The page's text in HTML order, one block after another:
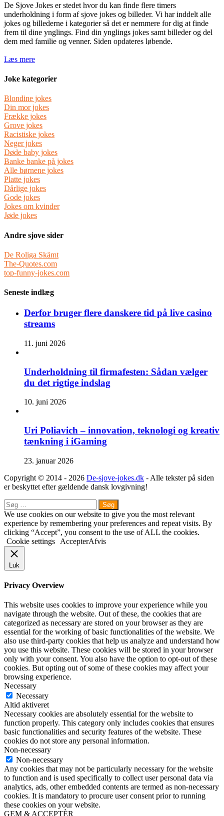
De Sjove Jokes er stedet hvor du kan finde flere timers
underholdning i form af sjove jokes og billeder. Vi har inddelt alle
jokes og billederne i kategorier så det er nemmere for dig at finde
frem til dine ynglings. Find din ynglings jokes samt billeder og del
dem med familie og venner. Siden opdateres løbende.
Læs mere
Joke kategorier
Blondine jokes
Din mor jokes
Frække jokes
Grove jokes
Racistiske jokes
Neger jokes
Døde baby jokes
Banke banke på jokes
Alle børnene jokes
Platte jokes
Dårlige jokes
Gode jokes
Jokes om kvinder
Jøde jokes
Andre sjove sider
De Roliga Skämt
The-Quotes.com
top-funny-jokes.com
Seneste indlæg
Derfor bruger flere danskere tid på live casino
streams
11. juni 2026
Underholdning til firmafesten: Sådan vælger
du det rigtige indslag
10. juni 2026
Uri Poliavich – innovation, teknologi og kreativ
tænkning i iGaming
23. januar 2026
Copyright © 2014 - 2026 De-sjove-jokes.dk - Alle tekster på siden
er beskyttet efter gældende dansk lovgivning!
Close
Søg
efter:
We use cookies on our website to give you the most relevant
experience by remembering your preferences and repeat visits. By
clicking “Accept”, you consent to the use of ALL the cookies.
Cookie settings
AccepterAfvis
Luk
Privacy Overview
This website uses cookies to improve your experience while you
navigate through the website. Out of these, the cookies that are
categorized as necessary are stored on your browser as they are
essential for the working of basic functionalities of the website. We
also use third-party cookies that help us analyze and understand how
you use this website. These cookies will be stored in your browser
only with your consent. You also have the option to opt-out of these
cookies. But opting out of some of these cookies may affect your
browsing experience.
Necessary
Necessary
Altid aktiveret
Necessary cookies are absolutely essential for the website to
function properly. This category only includes cookies that ensures
basic functionalities and security features of the website. These
cookies do not store any personal information.
Non-necessary
Non-necessary
Any cookies that may not be particularly necessary for the website
to function and is used specifically to collect user personal data via
analytics, ads, other embedded contents are termed as non-necessary
cookies. It is mandatory to procure user consent prior to running
these cookies on your website.
GEM & ACCEPTÈR